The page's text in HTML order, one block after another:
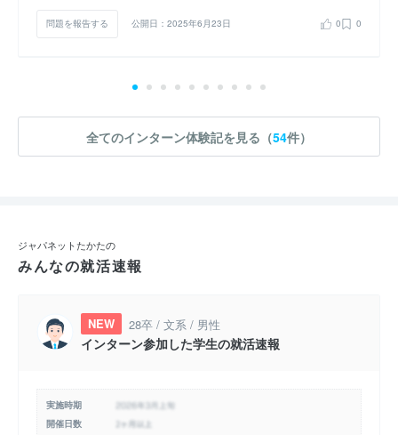
問題を報告する 公開日：2025年6月23日 0 0
全てのインターン体験記を見る（54件）
ジャパネットたかたの
みんなの就活速報
NEW 28卒 / 文系 / 男性
インターン参加した学生の就活速報
実施時期
開催日数